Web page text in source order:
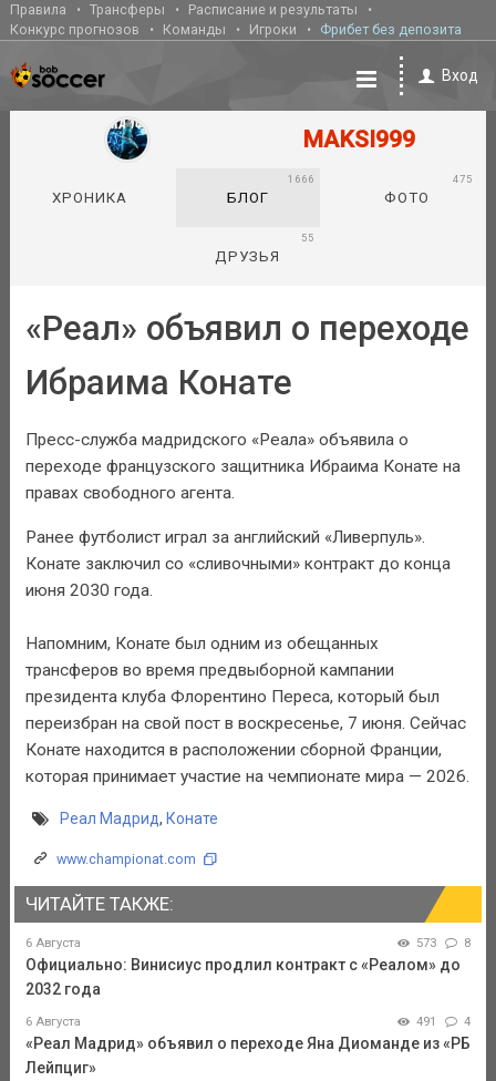
Правила Трансферы
Расписание и результаты
Конкурс прогнозов
Команды Игроки Фрибет без депозита
Вход
MAKSI999
ХРОНИКА БЛОГ
1666
ФОТО
475
ДРУЗЬЯ
55
«Реал» объявил о переходе
Ибраима Конате
Пресс-служба мадридского «Реала» объявила о
переходе французского защитника Ибраима Конате на
правах свободного агента.
Ранее футболист играл за английский «Ливерпуль».
Конате заключил со «сливочными» контракт до конца
июня 2030 года.
Напомним, Конате был одним из обещанных
трансферов во время предвыборной кампании
президента клуба Флорентино Переса, который был
переизбран на свой пост в воскресенье, 7 июня. Сейчас
Конате находится в расположении сборной Франции,
которая принимает участие на чемпионате мира — 2026.
Реал Мадрид, Конате
www.championat.com
ЧИТАЙТЕ ТАКЖЕ:
6 Августа 573 8
Официально: Винисиус продлил контракт с «Реалом» до
2032 года
6 Августа 491 4
«Реал Мадрид» объявил о переходе Яна Диоманде из «РБ
Лейпциг»